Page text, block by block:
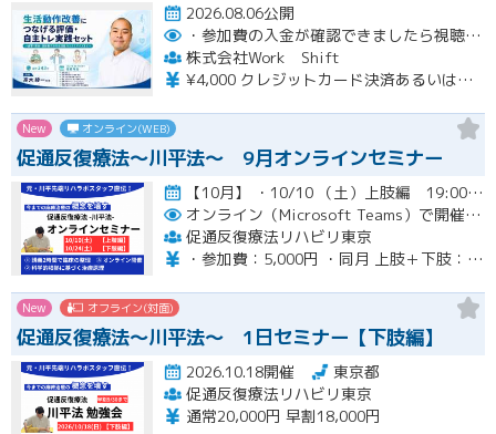
2026.08.06公開
・参加費の入金が確認できましたら視聴用URLとパスワードおよび資料をお申込みいただきましたメールアドレスに送付します。
株式会社Work Shift
¥4,000 クレジットカード決済あるいは銀行振込となります。
New オンライン(WEB)
促通反復療法〜川平法〜 9月オンラインセミナー
【10月】 ・10/10 （土）上肢編 19:00-20:30(最大21:00) ・10/24（土）下肢編 19…開催
オンライン（Microsoft Teams）で開催。ご入金確認後メールにてURLをお知らせいたします。
促通反復療法リハビリ東京
・参加費：5,000円 ・同月 上肢＋下肢：9,000円
New オフライン(対面)
促通反復療法〜川平法〜 1日セミナー【下肢編】
2026.10.18開催
東京都
促通反復療法リハビリ東京
通常20,000円 早割18,000円